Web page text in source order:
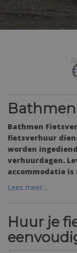
Bathmen
fietsverhuur
worden
verhuurdagen.
accommodatie is
Lees meer...
Huur je